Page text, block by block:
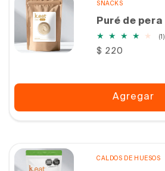
SNACKS
Puré de pera
(1)1
Precio
$ 220
Agregar
CALDOS DE HUESOS